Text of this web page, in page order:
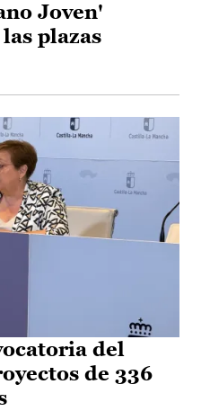
Joven'
plazas
del
de 336